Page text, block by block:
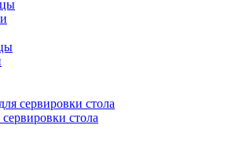
сервировки стола
стола